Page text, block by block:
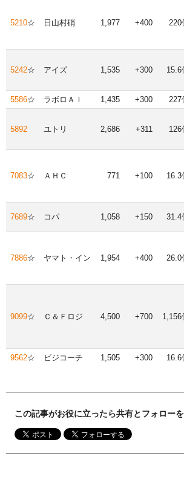
5210☆ 日山村硝 1,977 +400 220
5242☆ アイズ 1,535 +300 15.6
5586☆ ラボロＡＩ 1,435 +300 227
5892 ユトリ 2,686 +311 126
7083☆ ＡＨＣ 771 +100 16.3
7689☆ コパ 1,058 +150 31.4
7886☆ ヤマト・イン 1,954 +400 26.0
9099☆ Ｃ＆Ｆロジ 4,500 +700 1,156
9562☆ ビジコーチ 1,505 +300 16.6
この記事がお役に立ったら共有とフォロー